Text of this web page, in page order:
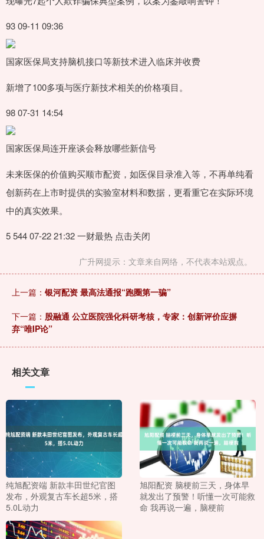
93 09-11 09:36
国家医保局支持脑机接口等新技术进入临床并收费
新增了100多项与医疗新技术相关的价格项目。
98 07-31 14:54
国家医保局连开座谈会释放哪些新信号
未来医保的价值购买顺市配资，如医保目录准入等，不再单纯看
创新药在上市时提供的实验室材料和数据，更看重它在实际环境
中的真实效果。
5 544 07-22 21:32 一财最热 点击关闭
广升网提示：文章来自网络，不代表本站观点。
上一篇： 银河配资 最高法通报“跑圈第一骗”
下一篇： 股融通 公立医院强化科研考核，专家：创新评价应摒
弃“唯IP论”
相关文章
纯旭配资端 新款丰田世纪官图
发布，外观复古车长超5米，搭
5.0L动力
旭阳配资 脑梗前三天，身体早
就发出了预警！听懂一次可能救
命 我再说一遍，脑梗前